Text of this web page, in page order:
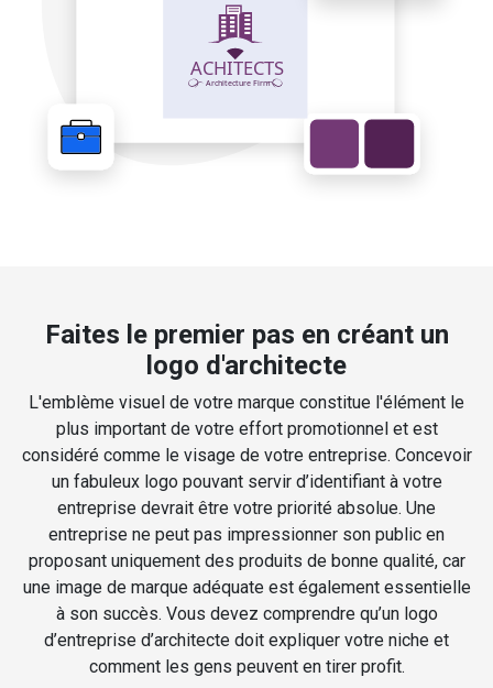
Faites le premier pas en créant un
logo d'architecte
L'emblème visuel de votre marque constitue l'élément le
plus important de votre effort promotionnel et est
considéré comme le visage de votre entreprise. Concevoir
un fabuleux logo pouvant servir d’identifiant à votre
entreprise devrait être votre priorité absolue. Une
entreprise ne peut pas impressionner son public en
proposant uniquement des produits de bonne qualité, car
une image de marque adéquate est également essentielle
à son succès. Vous devez comprendre qu’un logo
d’entreprise d’architecte doit expliquer votre niche et
comment les gens peuvent en tirer profit.